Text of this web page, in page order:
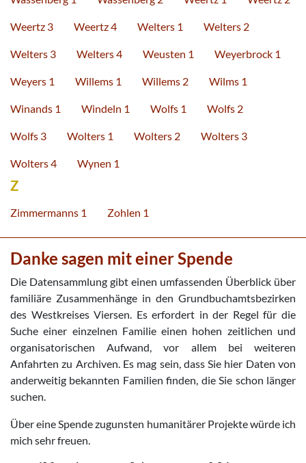
Weertz 3 Weertz 4 Welters 1 Welters 2
Welters 3 Welters 4 Weusten 1 Weyerbrock 1
Weyers 1 Willems 1 Willems 2 Wilms 1
Winands 1 Windeln 1 Wolfs 1 Wolfs 2
Wolfs 3 Wolters 1 Wolters 2 Wolters 3
Wolters 4 Wynen 1
Z
Zimmermanns 1 Zohlen 1
Danke sagen mit einer Spende
Die Datensammlung gibt einen umfassenden Überblick über
familiäre Zusammenhänge in den Grundbuchamtsbezirken
des Westkreises Viersen. Es erfordert in der Regel für die
Suche einer einzelnen Familie einen hohen zeitlichen und
organisatorischen Aufwand, vor allem bei weiteren
Anfahrten zu Archiven. Es mag sein, dass Sie hier Daten von
anderweitig bekannten Familien finden, die Sie schon länger
suchen.
Über eine Spende zugunsten humanitärer Projekte würde ich
mich sehr freuen.